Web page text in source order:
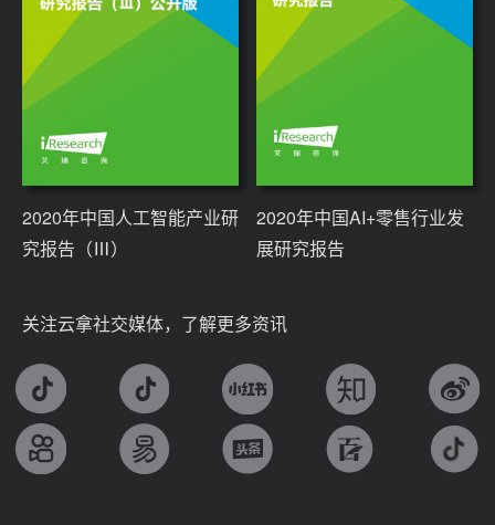
2020年中国人工智能产业研
究报告（Ⅲ）
2020年中国AI+零售行业发
展研究报告
关注云拿社交媒体，了解更多资讯